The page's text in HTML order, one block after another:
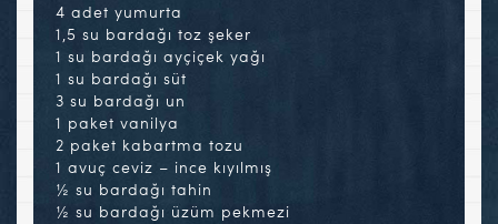
4 adet yumurta
1,5 su bardağı toz şeker
1 su bardağı ayçiçek yağı
1 su bardağı süt
3 su bardağı un
1 paket vanilya
2 paket kabartma tozu
1 avuç ceviz – ince kıyılmış
½ su bardağı tahin
½ su bardağı üzüm pekmezi